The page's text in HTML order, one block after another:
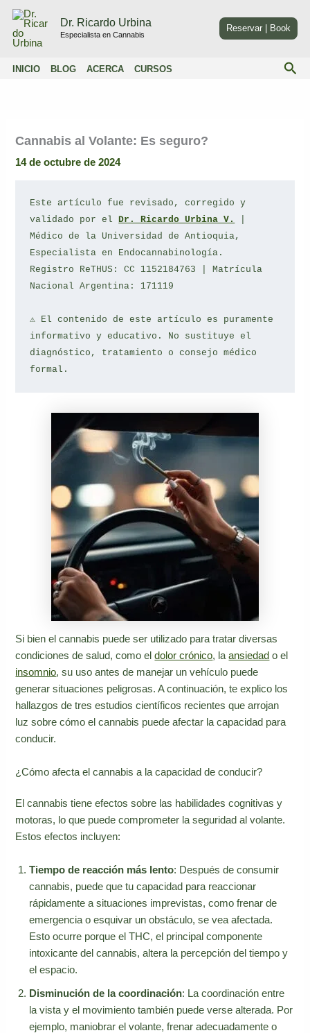
contenido
Dr. Ricardo Urbina
Especialista en Cannabis
Reservar | Book
INICIO BLOG ACERCA CURSOS
Cannabis al Volante: Es seguro?
14 de octubre de 2024
Este artículo fue revisado, corregido y
validado por el Dr. Ricardo Urbina V.
Médico de la Universidad de Antioquia,
Especialista en Endocannabinología.
Registro ReTHUS: CC 1152184763 | Matrícula
Nacional Argentina: 171119
⚠️ El contenido de este artículo es puramente
informativo y educativo. No sustituye el
diagnóstico, tratamiento o consejo médico
formal.
Si bien el cannabis puede ser utilizado para tratar diversas
condiciones de salud, como eldolor crónico, laansiedad o el
insomnio, su uso antes de manejar un vehículo puede
generar situaciones peligrosas. A continuación, te explico los
hallazgos de tres estudios científicos recientes que arrojan
luz sobre cómo el cannabis puede afectar la capacidad para
conducir.
¿Cómo afecta el cannabis a la capacidad de conducir?
El cannabis tiene efectos sobre las habilidades cognitivas y
motoras, lo que puede comprometer la seguridad al volante.
Estos efectos incluyen:
Tiempo de reacción más lento: Después de consumir
cannabis, puede que tu capacidad para reaccionar
rápidamente a situaciones imprevistas, como frenar de
emergencia o esquivar un obstáculo, se vea afectada.
Esto ocurre porque el THC, el principal componente
intoxicante del cannabis, altera la percepción del tiempo y
el espacio.
Disminución de la coordinación: La coordinación entre
la vista y el movimiento también puede verse alterada. Por
ejemplo, maniobrar el volante, frenar adecuadamente o